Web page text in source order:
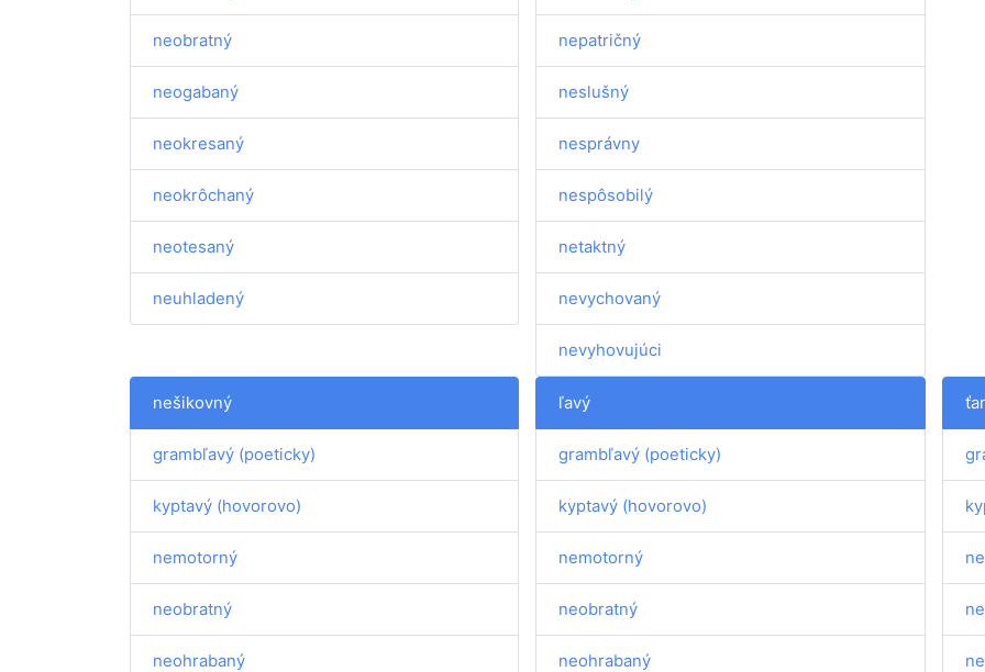
neobratný
neogabaný
neokresaný
neokrôchaný
neotesaný
neuhladený
nepatričný
neslušný
nesprávny
nespôsobilý
netaktný
nevychovaný
nevyhovujúci
nešikovný
grambľavý (poeticky)
kyptavý (hovorovo)
nemotorný
neobratný
neohrabaný
ľavý
grambľavý (poeticky)
kyptavý (hovorovo)
nemotorný
neobratný
neohrabaný